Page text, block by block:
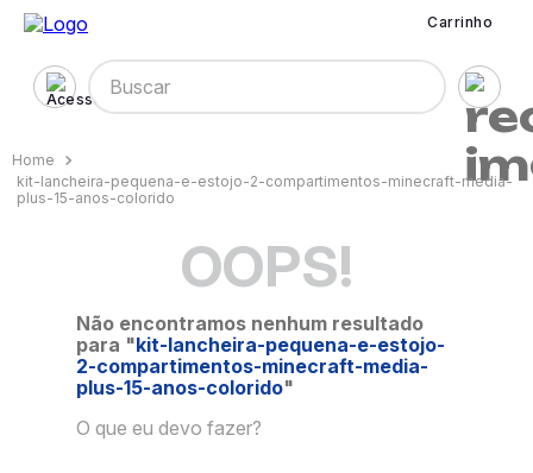
Carrinho
Buscar
kit-lancheira-pequena-e-estojo-2-compartimentos-minecraft-media-
plus-15-anos-colorido
OOPS!
Não encontramos nenhum resultado
para "kit-lancheira-pequena-e-estojo-
2-compartimentos-minecraft-media-
plus-15-anos-colorido"
O que eu devo fazer?